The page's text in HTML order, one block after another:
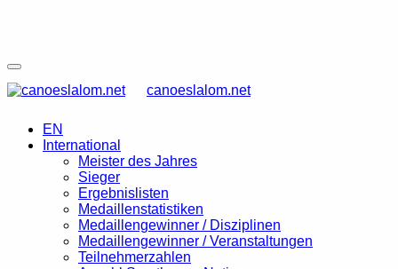
canoeslalom.net
EN
International
Meister des Jahres
Sieger
Ergebnislisten
Medaillenstatistiken
Medaillengewinner / Disziplinen
Medaillengewinner / Veranstaltungen
Teilnehmerzahlen